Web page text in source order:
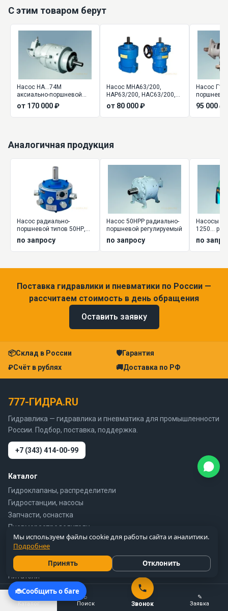
С этим товаром берут
Насос НА...74М
аксиально-поршневой
регулируемый
от 170 000 ₽
Насос МНА63/200,
НАР63/200, НАС63/200,
НА4М63/200, НАД63/200
от 80 000 ₽
Насос
95 000 ₽
Аналогичная продукция
Насос радиально-
поршневой типов 50НР,
по запросу
Насос 50НРР радиально-
поршневой регулируемый
по запросу
Насосы
1250...
по
Поставка гидравлики и пневматики по России —
рассчитаем стоимость в день обращения
Оставить заявку
📦Склад в России 🛡Гарантия
₽Счёт в рублях 🚚Доставка по РФ
777-ГИДРА.RU
Гидравлика — гидравлика и пневматика для промышленности
России. Подбор, поставка, поддержка.
+7 (343) 414-00-99
Каталог
Гидроклапаны, распределители
Гидростанции, насосы
Запчасти, оснастка
Пневмораспределители
Фильтры, фильтроэлементы
Электродвигатели
Питатели
Информация
Каталог
⌕
Поиск
Звонок
✎
Заявка
Мы используем файлы cookie для работы сайта и аналитики.
Подробнее
Принять
Отклонить